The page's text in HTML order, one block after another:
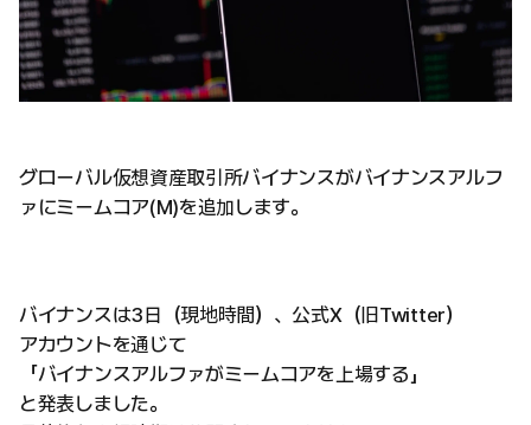
グローバル仮想資産取引所バイナンスがバイナンスアルフ
ァにミームコア(M)を追加します。
バイナンスは3日（現地時間）、公式X（旧Twitter）
アカウントを通じて
「バイナンスアルファがミームコアを上場する」
と発表しました。